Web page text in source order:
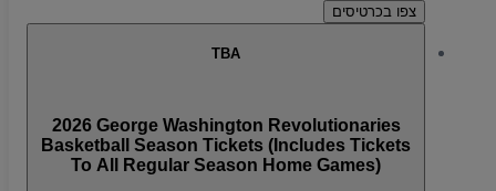
צפו בכרטיסים
TBA
2026 George Washington Revolutionaries
Basketball Season Tickets (Includes Tickets
To All Regular Season Home Games)